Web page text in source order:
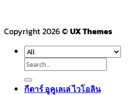
Copyright 2026 ©UX Themes
Search
for:
กีตาร์ อูคูเลเล่ ไวโอลิน